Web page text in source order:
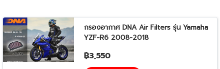
กรองอากาศ DNA Air Filters รุ่น Yamaha
YZF-R6 2008-2018
฿3,550